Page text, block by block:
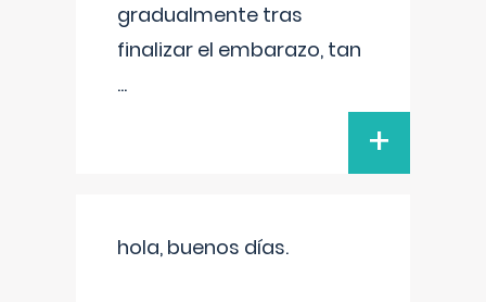
gradualmente tras
finalizar el embarazo, tan
...
+
hola, buenos días.